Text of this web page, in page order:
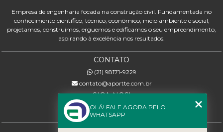
Empresa de engenharia focada na construção civil. Fundamentada no
conhecimento científico, técnico, econômico, meio ambiente e social,
projetamos, construímos, erguemos e edificamos o seu empreendimento,
aspirando à excelência nos resultados.
CONTATO
(21) 98171-9229
contato@aportte.com.br
SIGA-NOS!
OLÁ! FALE AGORA PELO
WHATSAPP